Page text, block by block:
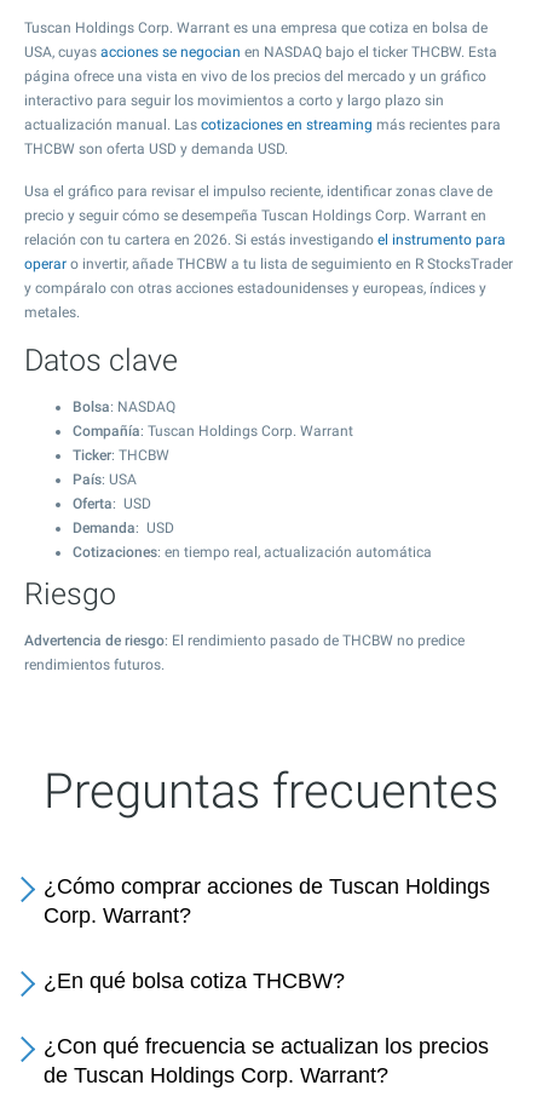
Tuscan Holdings Corp. Warrant es una empresa que cotiza en bolsa de
USA, cuyas acciones se negocian en NASDAQ bajo el ticker THCBW. Esta
página ofrece una vista en vivo de los precios del mercado y un gráfico
interactivo para seguir los movimientos a corto y largo plazo sin
actualización manual. Las cotizaciones en streaming más recientes para
THCBW son oferta USD y demanda USD.
Usa el gráfico para revisar el impulso reciente, identificar zonas clave de
precio y seguir cómo se desempeña Tuscan Holdings Corp. Warrant en
relación con tu cartera en 2026. Si estás investigando el instrumento para
operar o invertir, añade THCBW a tu lista de seguimiento en R StocksTrader
y compáralo con otras acciones estadounidenses y europeas, índices y
metales.
Datos clave
Bolsa: NASDAQ
Compañía: Tuscan Holdings Corp. Warrant
Ticker: THCBW
País: USA
Oferta: USD
Demanda: USD
Cotizaciones: en tiempo real, actualización automática
Riesgo
Advertencia de riesgo: El rendimiento pasado de THCBW no predice
rendimientos futuros.
Preguntas frecuentes
¿Cómo comprar acciones de Tuscan Holdings
Corp. Warrant?
¿En qué bolsa cotiza THCBW?
¿Con qué frecuencia se actualizan los precios
de Tuscan Holdings Corp. Warrant?